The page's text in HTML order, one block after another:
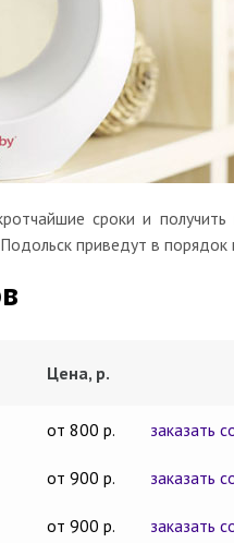
сроки и
приведут в порядок
Цена, р.
от 800 р. заказать
от 900 р. заказать
от 900 р. заказать